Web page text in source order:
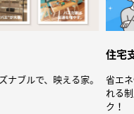
ナブルで、映える家。
住宅
省エ
れる
ク！